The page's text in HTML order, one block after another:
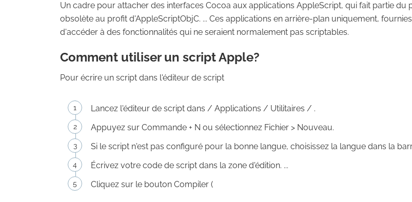
Un cadre pour attacher des interfaces Cocoa aux applications AppleScript, qui fait partie du
obsolète au profit d'AppleScriptObjC. ... Ces applications en arrière-plan uniquement,
d'accéder à des fonctionnalités qui ne seraient normalement pas scriptables.
Comment utiliser un script Apple?
Pour écrire un script dans l'éditeur de script
Lancez l'éditeur de script dans / Applications / Utilitaires / .
Appuyez sur Commande + N ou sélectionnez Fichier > Nouveau.
Si le script n'est pas configuré pour la bonne langue, choisissez la langue dans la
Écrivez votre code de script dans la zone d'édition. ...
Cliquez sur le bouton Compiler (